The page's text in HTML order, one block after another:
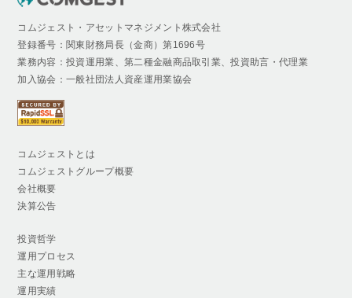
コムジェスト・アセットマネジメント株式会社
登録番号：関東財務局長（金商）第1696号
業務内容：投資運用業、第二種金融商品取引業、投資助言・代理業
加入協会：一般社団法人資産運用業協会
コムジェストとは
コムジェストグループ概要
会社概要
決算公告
投資哲学
運用プロセス
主な運用戦略
運用実績